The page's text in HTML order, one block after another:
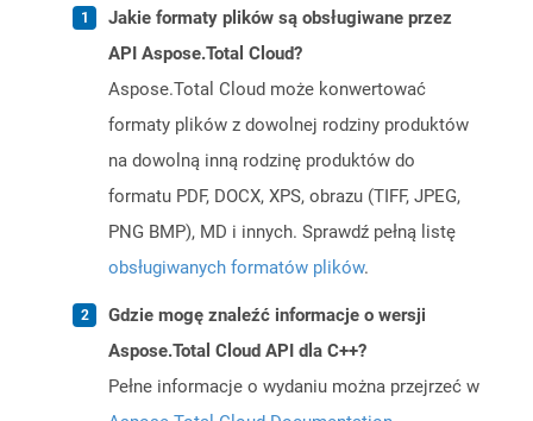
Jakie formaty plików są obsługiwane przez
API Aspose.Total Cloud?
Aspose.Total Cloud może konwertować
formaty plików z dowolnej rodziny produktów
na dowolną inną rodzinę produktów do
formatu PDF, DOCX, XPS, obrazu (TIFF, JPEG,
PNG BMP), MD i innych. Sprawdź pełną listę
obsługiwanych formatów plików.
Gdzie mogę znaleźć informacje o wersji
Aspose.Total Cloud API dla C++?
Pełne informacje o wydaniu można przejrzeć w